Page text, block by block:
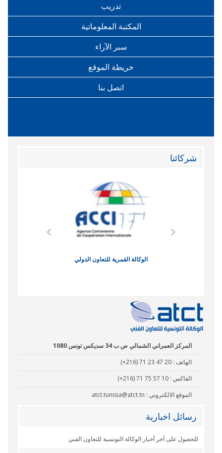
تدريب
المكتبة المعلوماتية
سبر الآراء
خريطة الموقع
اتصل بنا
شركائنا
الوكالة القمرية للتعاون الدولي
المركز العمراني الشمالي ص ب 34 سديكس تونس 1080
الهاتف : (+216) 71 23 47 20
الفاكس : (+216) 71 75 57 10
الموقع الالكتروني : atct.tunisia@atct.tn
رسائل اخبارية
للحصول على آخر أخبار الوكالة التونسية للتعاون الفني